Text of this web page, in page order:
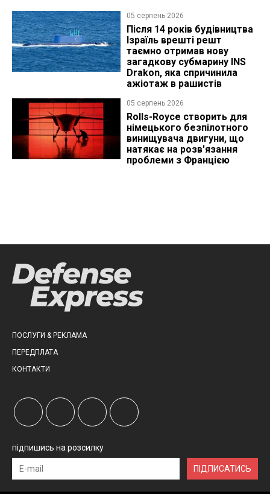
05 серпень 2026
Після 14 років будівництва
Ізраїль врешті решт
таємно отримав нову
загадкову субмарину INS
Drakon, яка спричинила
ажіотаж в рашистів
05 серпень 2026
Rolls-Royce створить для
німецького безпілотного
винищувача двигуни, що
натякає на розв'язання
проблеми з Францією
ПОСЛУГИ & РЕКЛАМА
ПЕРЕДПЛАТА
КОНТАКТИ
підпишись на розсилку
ПІДПИСАТИСЬ